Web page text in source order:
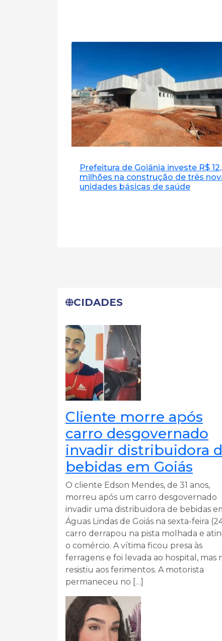
Prefeitura de Goiânia investe R$
milhões na construção de três
unidades básicas de saúde
CIDADES
Cliente morre após
carro desgovernado
invadir distribuidora
bebidas em Goiás
O cliente Edson Mendes, de 31 anos,
morreu após um carro desgovernado
invadir uma distribuidora de bebidas
Águas Lindas de Goiás na sexta-feira
carro derrapou na pista molhada e
o comércio. A vítima ficou presa às
ferragens e foi levada ao hospital, mas
resistiu aos ferimentos. A motorista
permaneceu no […]